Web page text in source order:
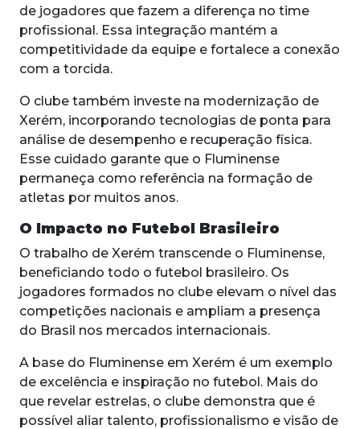
de jogadores que fazem a diferença no time
profissional. Essa integração mantém a
competitividade da equipe e fortalece a conexão
com a torcida.
O clube também investe na modernização de
Xerém, incorporando tecnologias de ponta para
análise de desempenho e recuperação física.
Esse cuidado garante que o Fluminense
permaneça como referência na formação de
atletas por muitos anos.
O Impacto no Futebol Brasileiro
O trabalho de Xerém transcende o Fluminense,
beneficiando todo o futebol brasileiro. Os
jogadores formados no clube elevam o nível das
competições nacionais e ampliam a presença
do Brasil nos mercados internacionais.
A base do Fluminense em Xerém é um exemplo
de excelência e inspiração no futebol. Mais do
que revelar estrelas, o clube demonstra que é
possível aliar talento, profissionalismo e visão de